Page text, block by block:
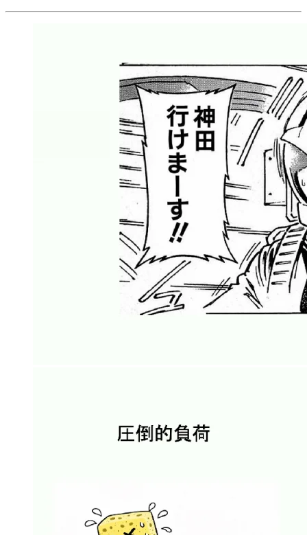
ときには抱えている案件が多く忙しい時期もあったようです
をかけてムキムキに鍛え上げ、あっとい